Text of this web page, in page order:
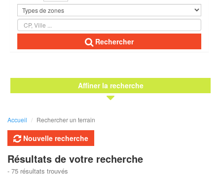
Rechercher
Affiner la recherche
Accueil Rechercher un terrain
Nouvelle recherche
Résultats de votre recherche
- 75 résultats trouvés